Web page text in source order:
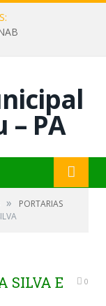
»
PORTARIAS
SILVA E
0